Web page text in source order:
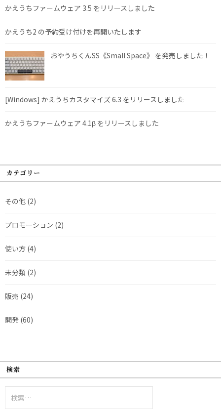
かえうちファームウェア 3.5 をリリースしました
かえうち2 の予約受け付けを再開いたします
おやうちくんSS《Small Space》 を発売しました！
[Windows] かえうちカスタマイズ 6.3 をリリースしました
かえうちファームウェア 4.1β をリリースしました
カテゴリー
その他 (2)
プロモーション (2)
使い方 (4)
未分類 (2)
販売 (24)
開発 (60)
検索
索: